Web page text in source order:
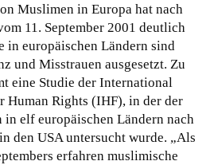
Muslimen in Europa hat nach
11. September 2001 deutlich
in europäischen Ländern sind
und Misstrauen ausgesetzt. Zu
eine Studie der International
Human Rights (IHF), in der der
elf europäischen Ländern nach
den USA untersucht wurde. „Als
erfahren muslimische